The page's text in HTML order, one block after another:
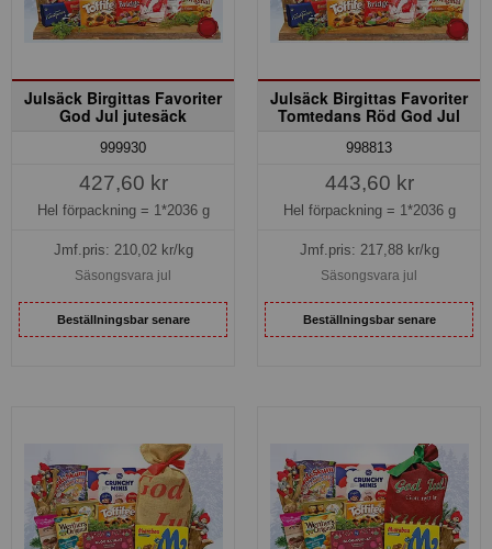
Julsäck Birgittas Favoriter
God Jul jutesäck
999930
427,60 kr
Hel förpackning = 1*2036 g
Jmf.pris: 210,02kr/kg
Säsongsvara jul
Beställningsbar senare
Julsäck Birgittas Favoriter
Tomtedans Röd God Jul
998813
443,60 kr
Hel förpackning = 1*2036 g
Jmf.pris: 217,88kr/kg
Säsongsvara jul
Beställningsbar senare